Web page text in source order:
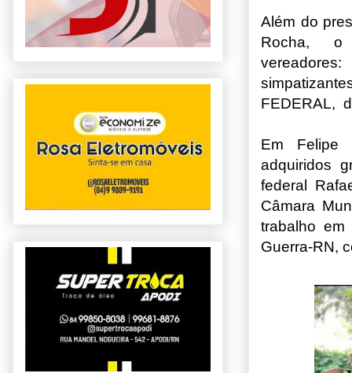
Além do
Rocha, o
FEDERAL,
Em Felipe
adquiridos
federal
Câmara
trabalho
Guerra-RN,